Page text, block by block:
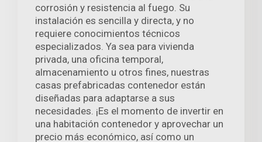
corrosión y resistencia al fuego. Su
instalación es sencilla y directa, y no
requiere conocimientos técnicos
especializados. Ya sea para vivienda
privada, una oficina temporal,
almacenamiento u otros fines, nuestras
casas prefabricadas contenedor están
diseñadas para adaptarse a sus
necesidades. ¡Es el momento de invertir en
una habitación contenedor y aprovechar un
precio más económico, así como un